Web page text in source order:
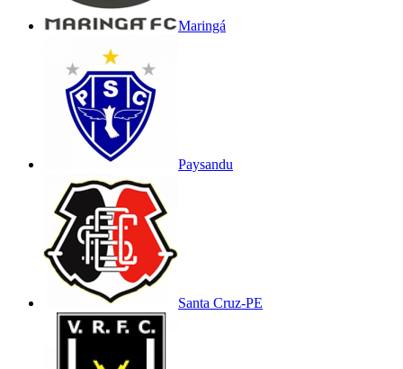
Maringá
Paysandu
Santa Cruz-PE